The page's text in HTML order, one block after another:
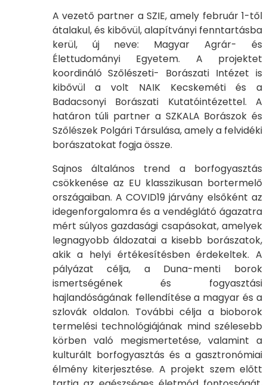
A vezető partner a SZIE, amely február 1-től
átalakul, és kibővül, alapítványi fenntartásba
kerül, új neve: Magyar Agrár- és
Élettudományi Egyetem. A projektet
koordináló Szőlészeti- Borászati Intézet is
kibővül a volt NAIK Kecskeméti és a
Badacsonyi Borászati Kutatóintézettel. A
határon túli partner a SZKALA Borászok és
Szőlészek Polgári Társulása, amely a felvidéki
borászatokat fogja össze.
Sajnos általános trend a borfogyasztás
csökkenése az EU klasszikusan bortermelő
országaiban. A COVID19 járvány elsőként az
idegenforgalomra és a vendéglátó ágazatra
mért súlyos gazdasági csapásokat, amelyek
legnagyobb áldozatai a kisebb borászatok,
akik a helyi értékesítésben érdekeltek. A
pályázat célja, a Duna-menti borok
ismertségének és fogyasztási
hajlandóságának fellendítése a magyar és a
szlovák oldalon. További célja a bioborok
termelési technológiájának mind szélesebb
körben való megismertetése, valamint a
kulturált borfogyasztás és a gasztronómiai
élmény kiterjesztése. A projekt szem előtt